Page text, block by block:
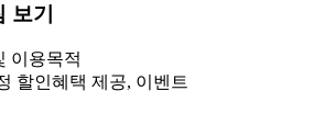
/이용 기간: 법령상 정하는 경우를 제
시까지 이용 및 보관합니다. 단, 비회
부터 3년 이내 탈퇴하는 자의 경우,
쟁처리를 위해 3년간 보관합니다.
보기
이용목적
할인혜택 제공, 이벤트